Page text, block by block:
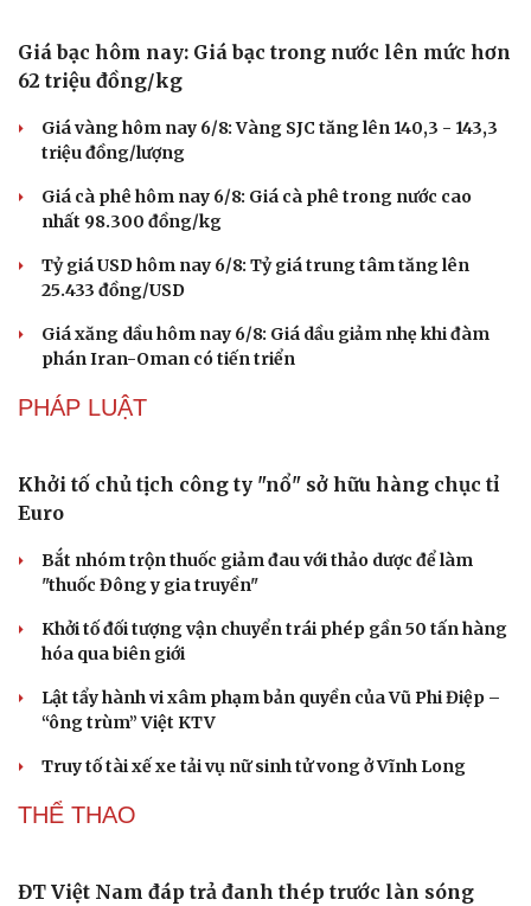
DU LỊCH
khỏi lợi thế tự nhiên
số nổi bật
Nhặt bỏ 'hạt sạn' để làng biển Đắk Lắk giữ chân du
khách
Cần Thơ cụ thể hóa “Ba kết nối”, xúc tiến đón dòng vốn
và du khách Thái Lan
Ký kết hợp tác đăng cai Vòng chung kết Giải Vô địch
Golf nghiệp dư thế giới 2027
THỊ TRƯỜNG
Giá bạc hôm nay: Giá bạc trong nước lên mức hơn
Giá vàng hôm nay 6/8: Vàng SJC tăng lên 140,3 - 143,3